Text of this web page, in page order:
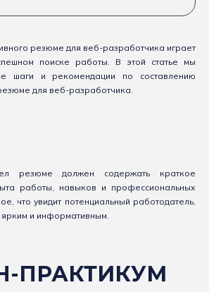
резюме для веб-разработчика играет
поиске работы. В этой статье мы
шаги и рекомендации по составлению
для веб-разработчика.
резюме должен содержать краткое
работы, навыков и профессиональных
что увидит потенциальный работодатель,
ярким и информативным.
ПРАКТИКУМ